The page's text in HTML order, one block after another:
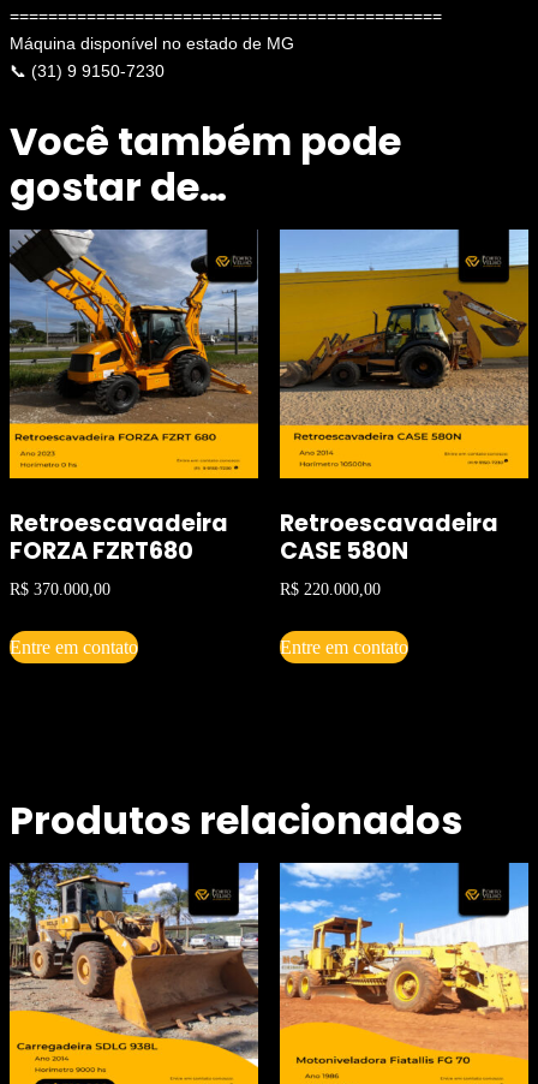
=============================================
Máquina disponível no estado de MG
📞 (31) 9 9150-7230
Você também pode
gostar de…
Retroescavadeira
FORZA FZRT680
R$ 370.000,00
Entre em contato
Retroescavadeira
CASE 580N
R$220.000,00
Entre em contato
Produtos relacionados